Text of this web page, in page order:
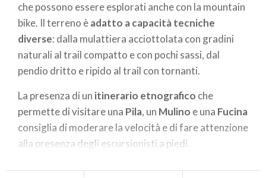
che possono essere esplorati anche con la mountain
bike. Il terreno èadatto a capacità tecniche
diverse: dalla mulattiera acciottolata con gradini
naturali al trail compatto e con pochi sassi, dal
pendio dritto e ripido al trail con tornanti.
La presenza di un itinerario etnografico che
permette di visitare una Pila, un Mulino e una Fucina
consiglia di moderare la velocità e di fare attenzione
alla presenza degli escursionisti a piedi.
La salita per tutti gli itinerari si svolge lungo la